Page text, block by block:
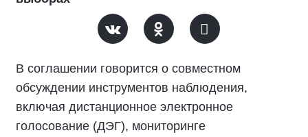
В соглашении говорится о совместном
обсуждении инструментов наблюдения,
включая дистанционное электронное
голосование (ДЭГ), мониторинге